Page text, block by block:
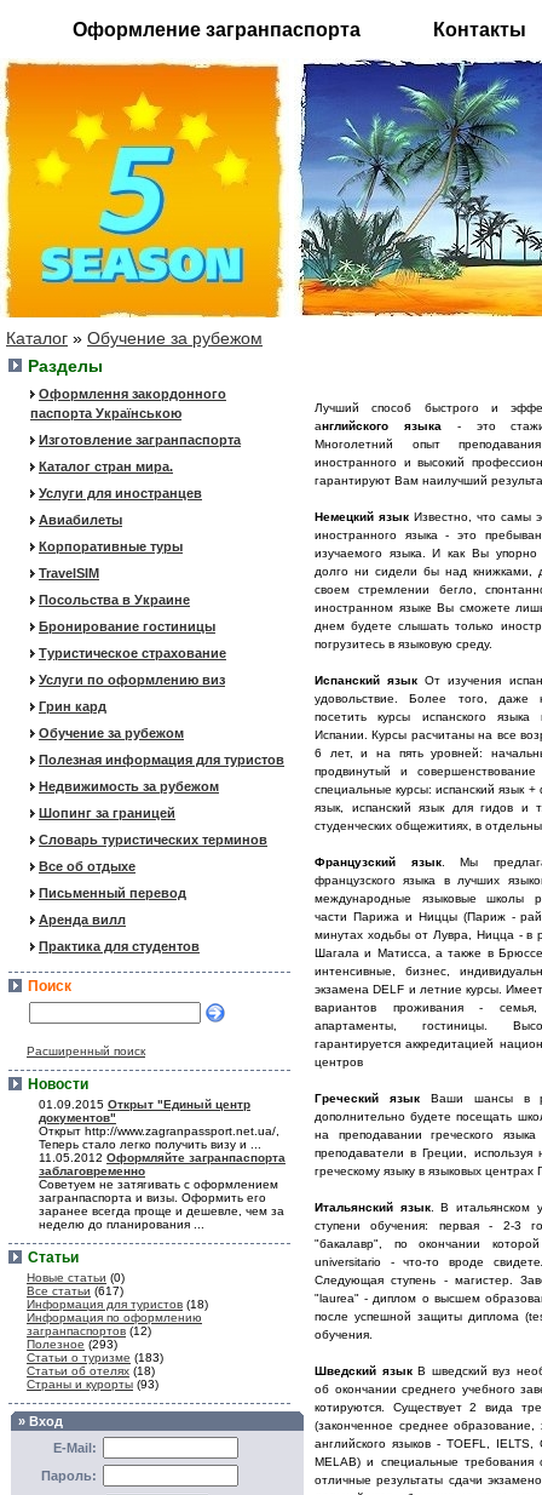
Оформление загранпаспорта Контакты
Каталог » Обучение за рубежом
Разделы
Оформлення закордонного
паспорта Українською
Изготовление загранпаспорта
Каталог стран мира.
Услуги для иностранцев
Авиабилеты
Корпоративные туры
TravelSIM
Посольства в Украине
Бронирование гостиницы
Туристическое страхование
Услуги по оформлению виз
Грин кард
Обучение за рубежом
Полезная информация для туристов
Недвижимость за рубежом
Шопинг за границей
Словарь туристических терминов
Все об отдыхе
Письменный перевод
Аренда вилл
Практика для студентов
Поиск
Расширенный поиск
Новости
01.09.2015 Открыт "Единый центр
документов"
Открыт http://www.zagranpassport.net.ua/,
Теперь стало легко получить визу и ...
11.05.2012 Оформляйте загранпаспорта
заблаговременно
Советуем не затягивать с оформлением
загранпаспорта и визы. Оформить его
заранее всегда проще и дешевле, чем за
неделю до планирования ...
Статьи
Новые статьи (0)
Все статьи (617)
Информация для туристов (18)
Информация по оформлению
загранпаспортов (12)
Полезное (293)
Статьи о туризме (183)
Статьи об отелях (18)
Страны и курорты (93)
» Вход
E-Mail:
Пароль:
Лучший способ быстрого и
английского языка - это
Многолетний опыт
иностранного и высокий
гарантируют Вам наилучший
Немецкий язык Известно, что самы
иностранного языка - это
изучаемого языка. И как Вы
долго ни сидели бы над книжками,
своем стремлении бегло,
иностранном языке Вы сможете
днем будете слышать только
погрузитесь в языковую среду.
Испанский язык От изучения
удовольствие. Более того,
посетить курсы испанского
Испании. Курсы расчитаны на все
6 лет, и на пять уровней:
продвинутый и
специальные курсы: испанский язык
язык, испанский язык для гидов и
студенческих общежитиях, в
Французский язык. Мы
французского языка в лучших
международные языковые школы
части Парижа и Ниццы (Париж -
минутах ходьбы от Лувра, Ницца - в
Шагала и Матисса, а также в
интенсивные, бизнес,
экзамена DELF и летние курсы.
вариантов проживания - семья,
апартаменты, гостиницы.
гарантируется аккредитацией
центров
Греческий языкВаши шансы в
дополнительно будете посещать
на преподавании греческого
преподаватели в Греции,
греческому языку в языковых центрах
Итальянский язык. В итальянском
ступени обучения: первая - 2-3
"бакалавр", по окончании
universitario - что-то вроде
Следующая ступень - магистер.
"laurea" - диплом о высшем
после успешной защиты диплома
обучения.
Шведский языкВ шведский вуз
об окончании среднего учебного
котируются. Существует 2 вида
(законченное среднее
английского языков - TOEFL,
MELAB) и специальные требования
отличные результаты сдачи